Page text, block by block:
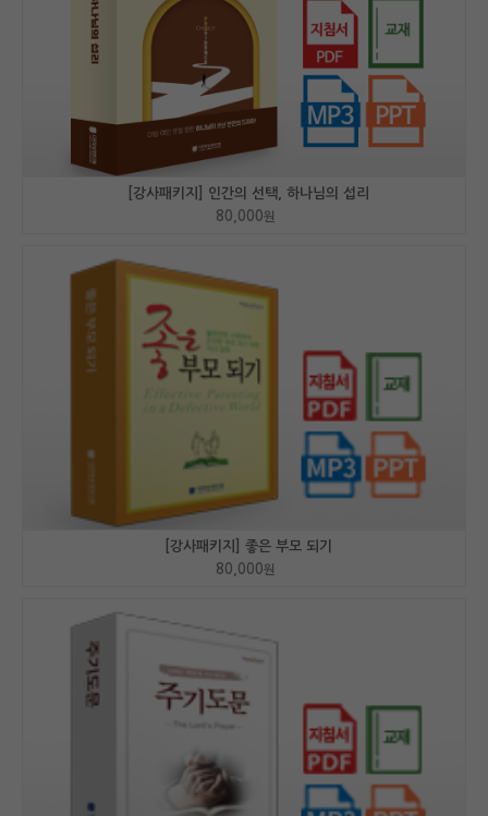
[강사패키지] 인간의 선택, 하나님의 섭리
80,000원
[강사패키지] 좋은 부모 되기
80,000원